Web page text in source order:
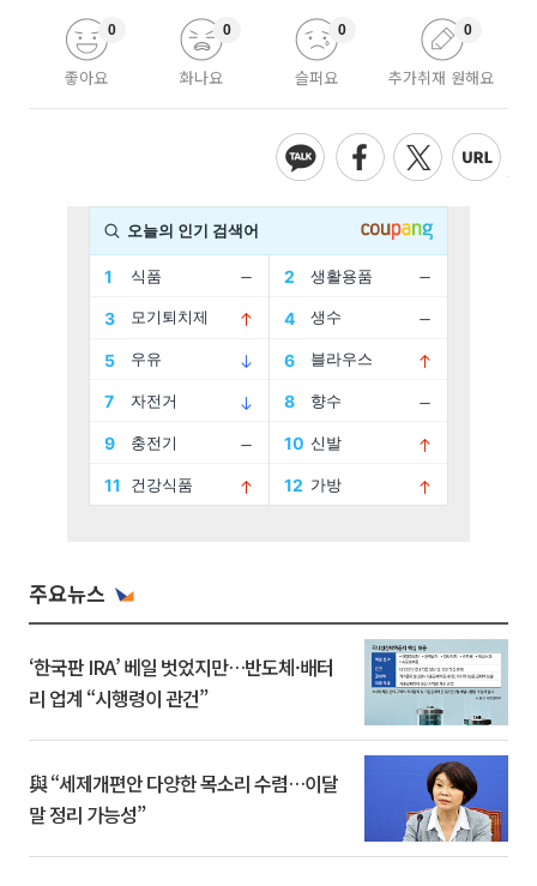
좋아요
0
화나요
0
슬퍼요
0
추가취재 원해요
0
주요뉴스
‘한국판 IRA’ 베일 벗었지만…반도체·배터
리 업계 “시행령이 관건”
與 “세제개편안 다양한 목소리 수렴…이달
말 정리 가능성”